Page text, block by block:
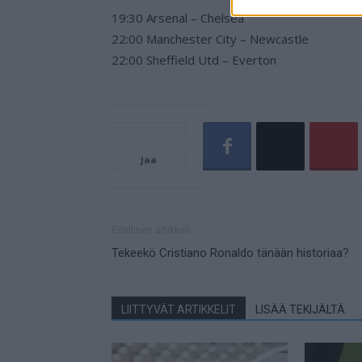
19:30 Arsenal – Chelsea
22:00 Manchester City – Newcastle
22:00 Sheffield Utd – Everton
Jaa
Tekeekö Cristiano Ronaldo tänään historiaa?
LIITTYVÄT ARTIKKELIT LISÄÄ TEKIJÄLTÄ